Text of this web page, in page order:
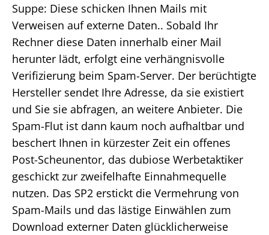
Suppe: Diese schicken Ihnen Mails mit
Verweisen auf externe Daten.. Sobald Ihr
Rechner diese Daten innerhalb einer Mail
herunter lädt, erfolgt eine verhängnisvolle
Verifizierung beim Spam-Server. Der berüchtigte
Hersteller sendet Ihre Adresse, da sie existiert
und Sie sie abfragen, an weitere Anbieter. Die
Spam-Flut ist dann kaum noch aufhaltbar und
beschert Ihnen in kürzester Zeit ein offenes
Post-Scheunentor, das dubiose Werbetaktiker
geschickt zur zweifelhafte Einnahmequelle
nutzen. Das SP2 erstickt die Vermehrung von
Spam-Mails und das lästige Einwählen zum
Download externer Daten glücklicherweise